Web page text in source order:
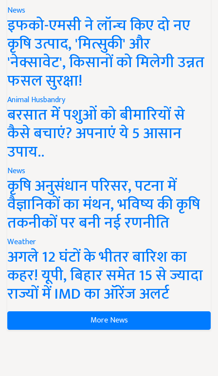
News
इफको-एमसी ने लॉन्च किए दो नए
कृषि उत्पाद, 'मित्सुकी' और
'नेक्सावेट', किसानों को मिलेगी उन्नत
फसल सुरक्षा!
Animal Husbandry
बरसात में पशुओं को बीमारियों से
कैसे बचाएं? अपनाएं ये 5 आसान
उपाय..
News
कृषि अनुसंधान परिसर, पटना में
वैज्ञानिकों का मंथन, भविष्य की कृषि
तकनीकों पर बनी नई रणनीति
Weather
अगले 12 घंटों के भीतर बारिश का
कहर! यूपी, बिहार समेत 15 से ज्यादा
राज्यों में IMD का ऑरेंज अलर्ट
More News